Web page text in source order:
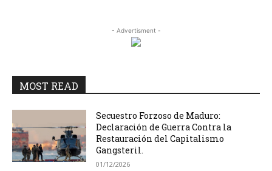
- Advertisment -
MOST READ
Secuestro Forzoso de Maduro:
Declaración de Guerra Contra la
Restauración del Capitalismo
Gangsteril.
01/12/2026